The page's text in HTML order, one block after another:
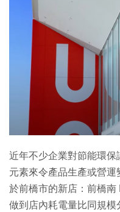
近年不少企業對節能環保
元素來令產品生產或營
於前橋市的新店：前橋
做到店內耗電量比同規模